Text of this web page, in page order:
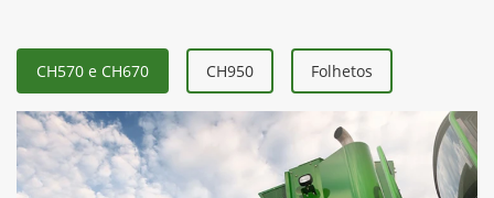
CH570 e CH670 CH950 Folhetos